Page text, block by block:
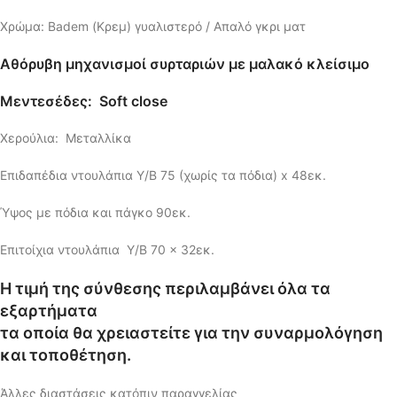
Χρώμα: Badem (Κρεμ) γυαλιστερό / Απαλό γκρι ματ
Αθόρυβη μηχανισμοί συρταριών με μαλακό κλείσιμο
Μεντεσέδες: Soft close
Χερούλια: Μεταλλίκα
Επιδαπέδια ντουλάπια Y/B 75 (χωρίς τα πόδια) x 48εκ.
Ύψος με πόδια και πάγκο 90εκ.
Επιτοίχια ντουλάπια Y/B 70 x 32εκ.
Η τιμή της σύνθεσης περιλαμβάνει όλα τα
εξαρτήματα
τα οποία θα χρειαστείτε για την συναρμολόγηση
και τοποθέτηση.
Άλλες διαστάσεις κατόπιν παραγγελίας